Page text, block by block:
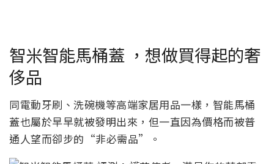
智米智能馬桶蓋 ，想做買得起的奢
侈品
同電動牙刷、洗碗機等高端家居用品一樣，智能馬桶
蓋也屬於早早就被發明出來，但一直因為價格而被普
通人望而卻步的“非必需品”。